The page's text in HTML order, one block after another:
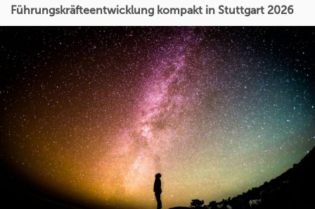
Führungskräfteentwicklung kompakt in Stuttgart 2026